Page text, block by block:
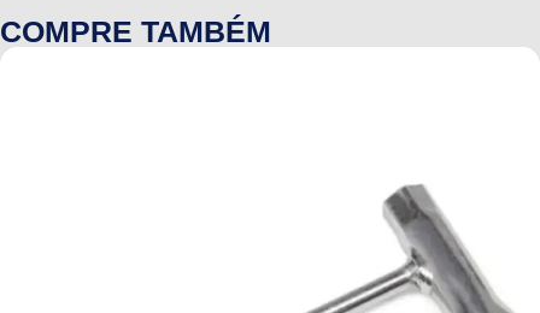
COMPRE TAMBÉM